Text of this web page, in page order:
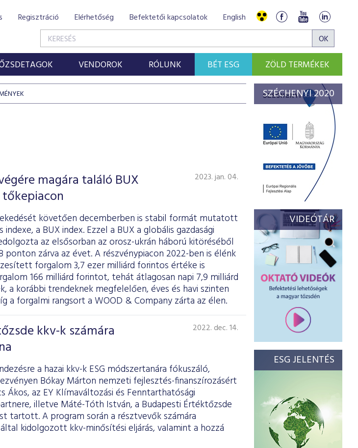
Regisztráció Elérhetőség Befektetői kapcsolatok English
VENDOROK RÓLUNK BÉT ESG ZÖLD TERMÉKEK
magára találó BUX
2023. jan. 04.
követően decemberben is stabil formát mutatott
a BUX index. Ezzel a BUX a globális gazdasági
az elsősorban az orosz-ukrán háború kitöréséből
zárva az évet. A részvénypiacon 2022-ben is élénk
forgalom 3,7 ezer milliárd forintos értéke is
166 milliárd forintot, tehát átlagosan napi 7,9 milliárd
korábbi trendeknek megfelelően, éves és havi szinten
a forgalmi rangsort a WOOD & Company zárta az élen.
kkv-k számára
2022. dec. 14.
a hazai kkv-k ESG módszertanára fókuszáló,
Bókay Márton nemzeti fejlesztés-finanszírozásért
az EY Klímaváltozási és Fenntarthatósági
illetve Máté-Tóth István, a Budapesti Értéktőzsde
tartott. A program során a résztvevők számára
kidolgozott kkv-minősítési eljárás, valamint a hozzá
SZÉCHENYI 2020
VIDEÓTÁR
ESG JELENTÉS